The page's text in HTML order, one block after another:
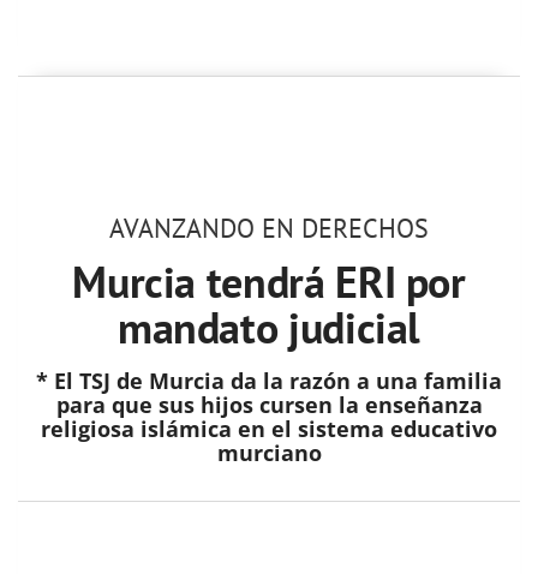
AVANZANDO EN DERECHOS
Murcia tendrá ERI por
mandato judicial
* El TSJ de Murcia da la razón a una familia
para que sus hijos cursen la enseñanza
religiosa islámica en el sistema educativo
murciano